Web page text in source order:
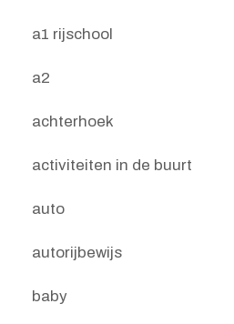
a1 rijschool
a2
achterhoek
activiteiten in de buurt
auto
autorijbewijs
baby